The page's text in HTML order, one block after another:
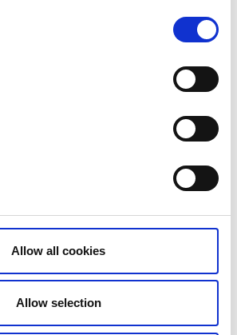
Allow all cookies
Allow selection
att cykla med en cykeldator eller
Det går givetvis att påbörja
platser, till exempel i Ulricehamn,
Tvärred.
centrum mot Gällstad